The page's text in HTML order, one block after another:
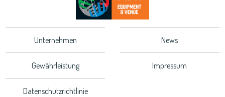
Unternehmen News
Gewährleistung Impressum
Datenschutzrichtlinie